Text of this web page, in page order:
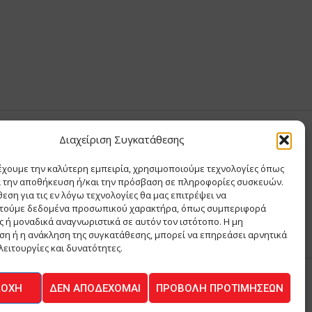
Διαχείριση Συγκατάθεσης
την καλύτερη εμπειρία, χρησιμοποιούμε τεχνολογίες όπως
την αποθήκευση ή/και την πρόσβαση σε πληροφορίες συσκευών.
για τις εν λόγω τεχνολογίες θα μας επιτρέψει να
δεδομένα προσωπικού χαρακτήρα, όπως συμπεριφορά
ή μοναδικά αναγνωριστικά σε αυτόν τον ιστότοπο. Η μη
ή η ανάκληση της συγκατάθεσης, μπορεί να επηρεάσει αρνητικά
και δυνατότητες.
ΔΕΝ ΑΠΟΔΈΧΟΜΑΙ ΠΡΟΒΟΛΉ ΠΡΟΤΙΜΉΣΕΩΝ
Θ ΚΑΙ ΣΙΑ ΜΟΝΟΠΡΟΣΩΠΗ ΙΚΕ